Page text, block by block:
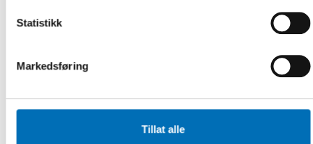
Statistikk
Markedsføring
Tillat alle
inför kommande kriser? Vilka åtgärder planeras nu för att
minska utanförskapet och öka jämlikheten? Vilka är de
Anders Kessling, Delegationen mot segregation, Sverige
Jaana Nevalainen, Miljöministeriet, Finland
14.30 Avslutning